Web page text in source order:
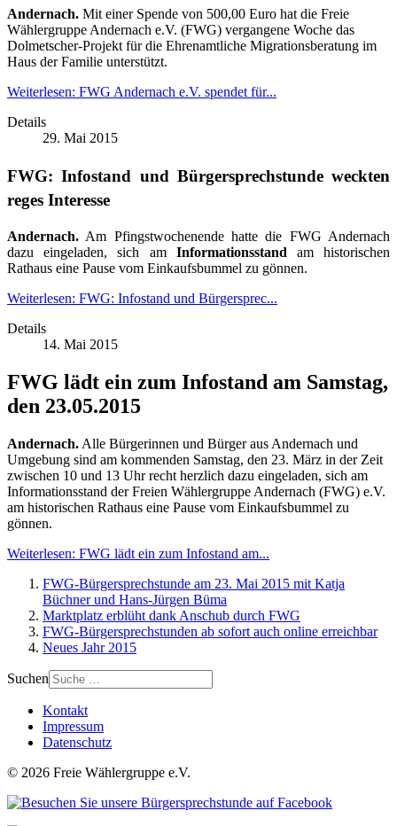
Andernach. Mit einer Spende von 500,00 Euro hat die Freie
Wählergruppe Andernach e.V. (FWG) vergangene Woche das
Dolmetscher-Projekt für die Ehrenamtliche Migrationsberatung im
Haus der Familie unterstützt.
Weiterlesen: FWG Andernach e.V. spendet für...
Details
29. Mai 2015
FWG: Infostand und Bürgersprechstunde weckten
reges Interesse
Andernach. Am Pfingstwochenende hatte die FWG Andernach
dazu eingeladen, sich am Informationsstand am historischen
Rathaus eine Pause vom Einkaufsbummel zu gönnen.
Weiterlesen: FWG: Infostand und Bürgersprec...
Details
14. Mai 2015
FWG lädt ein zum Infostand am Samstag,
den 23.05.2015
Andernach. Alle Bürgerinnen und Bürger aus Andernach und
Umgebung sind am kommenden Samstag, den 23. März in der Zeit
zwischen 10 und 13 Uhr recht herzlich dazu eingeladen, sich am
Informationsstand der Freien Wählergruppe Andernach (FWG) e.V.
am historischen Rathaus eine Pause vom Einkaufsbummel zu
gönnen.
Weiterlesen: FWG lädt ein zum Infostand am...
FWG-Bürgersprechstunde am 23. Mai 2015 mit Katja
Büchner und Hans-Jürgen Büma
Marktplatz erblüht dank Anschub durch FWG
FWG-Bürgersprechstunden ab sofort auch online erreichbar
Neues Jahr 2015
Suchen
Kontakt
Impressum
Datenschutz
© 2026 Freie Wählergruppe e.V.